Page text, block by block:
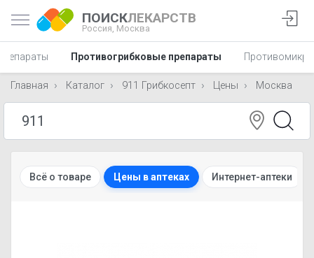
ПОИСКЛЕКАРСТВ
Россия, Москва
Противогрибковые препараты
Главная Каталог 911 Грибкосепт Цены Москва
Всё о товаре Цены в аптеках Интернет-аптеки